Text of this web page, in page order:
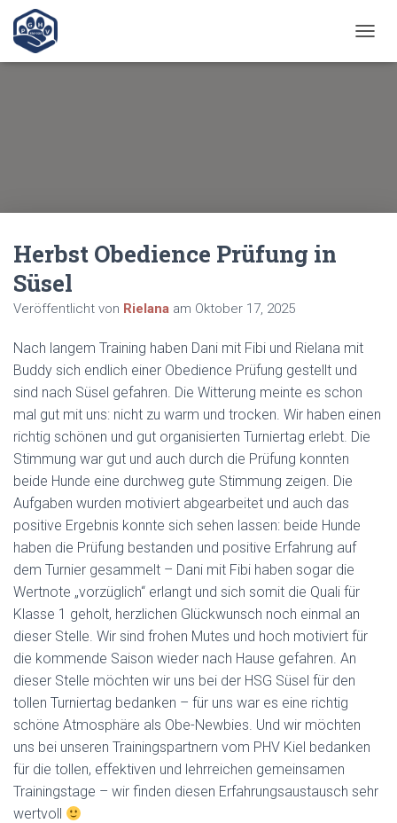
A
U
Herbst Obedience Prüfung in
Süsel
Veröffentlicht von Rielana am Oktober 17, 2025
Nach langem Training haben Dani mit Fibi und Rielana mit
Buddy sich endlich einer Obedience Prüfung gestellt und
sind nach Süsel gefahren. Die Witterung meinte es schon
mal gut mit uns: nicht zu warm und trocken. Wir haben einen
richtig schönen und gut organisierten Turniertag erlebt. Die
Stimmung war gut und auch durch die Prüfung konnten
beide Hunde eine durchweg gute Stimmung zeigen. Die
Aufgaben wurden motiviert abgearbeitet und auch das
positive Ergebnis konnte sich sehen lassen: beide Hunde
haben die Prüfung bestanden und positive Erfahrung auf
dem Turnier gesammelt – Dani mit Fibi haben sogar die
Wertnote „vorzüglich“ erlangt und sich somit die Quali für
Klasse 1 geholt, herzlichen Glückwunsch noch einmal an
dieser Stelle. Wir sind frohen Mutes und hoch motiviert für
die kommende Saison wieder nach Hause gefahren. An
dieser Stelle möchten wir uns bei der HSG Süsel für den
tollen Turniertag bedanken – für uns war es eine richtig
schöne Atmosphäre als Obe-Newbies. Und wir möchten
uns bei unseren Trainingspartnern vom PHV Kiel bedanken
für die tollen, effektiven und lehrreichen gemeinsamen
Trainingstage – wir finden diesen Erfahrungsaustausch sehr
wertvoll